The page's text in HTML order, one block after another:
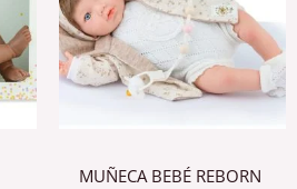
MUÑECA BEBÉ REBORN